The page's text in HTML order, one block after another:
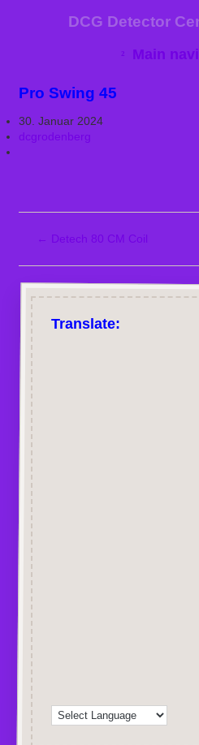
DCG Detector
Main
Pro Swing 45
30. Januar 2024
dcgrodenberg
← Detech 80 CM Coil
Translate: